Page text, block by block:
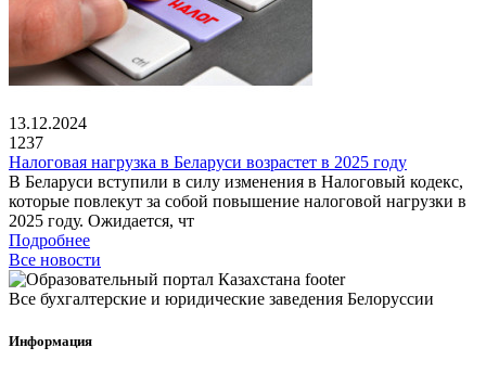
13.12.2024
1237
Налоговая нагрузка в Беларуси возрастет в 2025 году
В Беларуси вступили в силу изменения в Налоговый кодекс,
которые повлекут за собой повышение налоговой нагрузки в
2025 году. Ожидается, чт
Подробнее
Все новости
Все бухгалтерские и юридические заведения Белоруссии
Информация